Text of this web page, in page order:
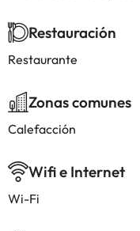
Restauración
Restaurante
Zonas comunes
Calefacción
Wifi e Internet
Wi-Fi